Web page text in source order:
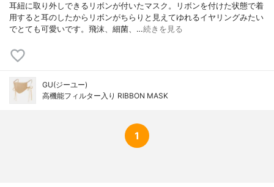
耳紐に取り外しできるリボンが付いたマスク。リボンを付けた状態で着
用すると耳のしたからリボンがちらりと見えてゆれるイヤリングみたい
でとても可愛いです。飛沫、細菌、…続きを見る
GU(ジーユー)
高機能フィルター入り RIBBON MASK
1